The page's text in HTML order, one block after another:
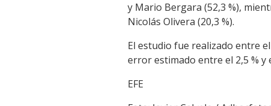
y Mario Bergara (52,3 %),
Nicolás Olivera (20,3 %).
El estudio fue realizado entre
error estimado entre el 2,5 % y
EFE